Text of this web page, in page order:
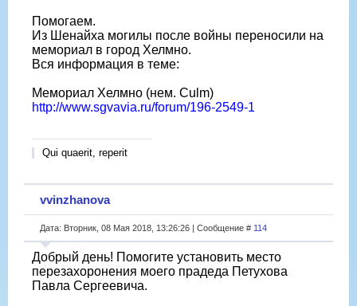
Помогаем.
Из Шенайха могилы после войны переносили на
мемориал в город Хелмно.
Вся информация в теме:
Мемориал Хелмно (нем. Culm)
http://www.sgvavia.ru/forum/196-2549-1
Qui quaerit, reperit
vvinzhanova
Дата: Вторник, 08 Мая 2018, 13:26:26 | Сообщение # 114
Добрый день! Помогите установить место
перезахоронения моего прадеда Петухова
Павла Сергеевича.